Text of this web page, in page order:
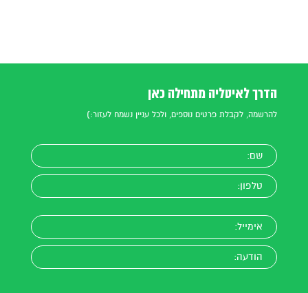
הדרך לאיטליה מתחילה כאן
להרשמה, לקבלת פרטים נוספים, ולכל עניין נשמח לעזור:)